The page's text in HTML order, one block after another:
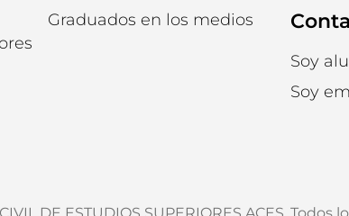
Graduados en los medios
Soy
Soy